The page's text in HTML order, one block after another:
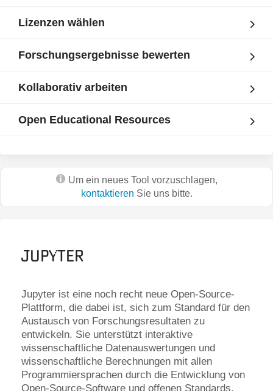
Lizenzen wählen
Forschungsergebnisse bewerten
Kollaborativ arbeiten
Open Educational Resources
Um ein neues Tool vorzuschlagen,
kontaktieren Sie uns bitte.
Jupyter
Jupyter ist eine noch recht neue Open-Source-
Plattform, die dabei ist, sich zum Standard für den
Austausch von Forschungsresultaten zu
entwickeln. Sie unterstützt interaktive
wissenschaftliche Datenauswertungen und
wissenschaftliche Berechnungen mit allen
Programmiersprachen durch die Entwicklung von
Open-Source-Software und offenen Standards.